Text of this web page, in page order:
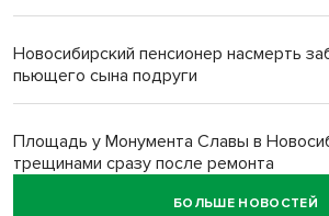
Новосибирский пенсионер насмерть
пьющего сына подруги
Площадь у Монумента Славы в
трещинами сразу после ремонта
БОЛЬШЕ НОВОСТЕЙ